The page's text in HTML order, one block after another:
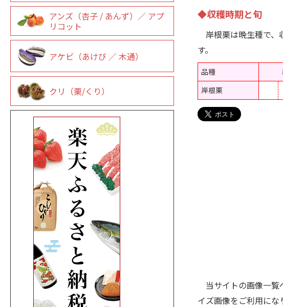
◆収穫時期と旬
岸根栗は晩生種で、
す。
品種
岸根栗
当サイトの画像一覧
イズ画像をご利用にな
アンズ（杏子 / あんず）／ アプ
リコット
アケビ（あけび ／ 木通）
クリ（栗/くり）